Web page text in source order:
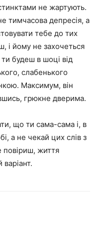
не жартують.
тимчасова депресія, а
тебе до тих
і йому не захочеться
будеш в шоці від
слабенького
Максимум, він
грюкне дверима.
що ти сама-сама і, в
а не чекай цих слів з
повіриш, життя
варіант.